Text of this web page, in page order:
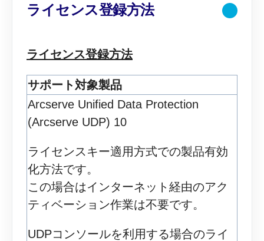
ライセンス登録方法
ライセンス登録方法
サポート対象製品
Arcserve Unified Data Protection
(Arcserve UDP) 10
ライセンスキー適用方式での製品有効
化方法です。
この場合はインターネット経由のアク
ティベーション作業は不要です。
UDPコンソールを利用する場合のライ